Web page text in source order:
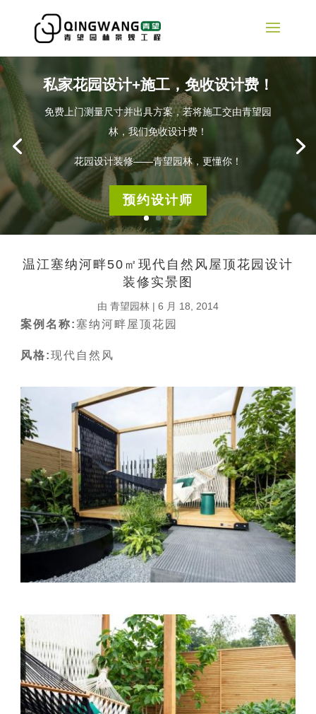
私家花园设计+施工，免收设计费！
免费上门测量尺寸并出具方案，若将施工交由青望园
林，我们免收设计费！
花园设计装修——青望园林，更懂你！
预约设计师
温江塞纳河畔50㎡现代自然风屋顶花园设计
装修实景图
由 青望园林 | 6 月 18, 2014
案例名称: 塞纳河畔屋顶花园
风格:现代自然风